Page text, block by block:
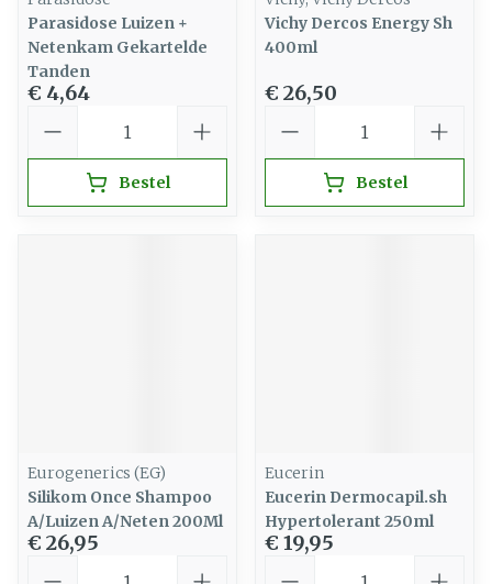
Parasidose Luizen +
Netenkam Gekartelde
Tanden
€ 4,64
Bestel
Vichy Dercos Energy Sh
400ml
€ 26,50
Bestel
Eurogenerics (EG)
Silikom Once Shampoo
A/Luizen A/Neten 200Ml
€ 26,95
Eucerin
Eucerin Dermocapil.sh
Hypertolerant 250ml
€ 19,95